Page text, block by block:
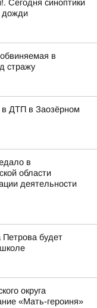
Сегодня синоптики
дожди
в
стражу
в ДТП в Заозёрном
в
области
деятельности
Петрова будет
округа
«Мать-героиня»